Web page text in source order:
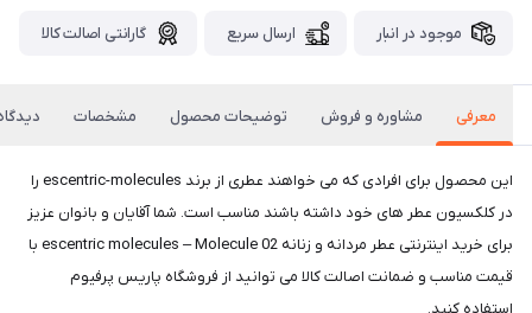
موجود در انبار ارسال سریع گارانتی اصالت کالا
معرفی مشاوره و فروش توضیحات محصول مشخصات
این محصول برای افرادی که می خواهند عطری از برند escentric-molecules را
در کلکسیون عطر های خود داشته باشند مناسب است. شما آقایان و بانوان عزیز
برای خرید اینترنتی عطر مردانه و زنانه escentric molecules – Molecule 02 با
قیمت مناسب و ضمانت اصالت کالا می توانید از فروشگاه پاریس پرفیوم
استفاده کنید.